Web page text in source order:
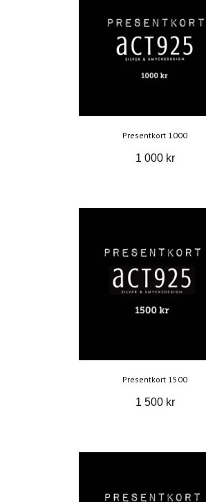
Presentkort 1000
1 000 kr
Presentkort 1500
1 500 kr